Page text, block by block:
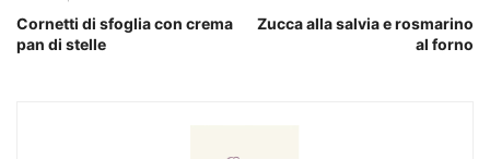
Cornetti di sfoglia con crema
pan di stelle
Zucca alla salvia e rosmarino
al forno